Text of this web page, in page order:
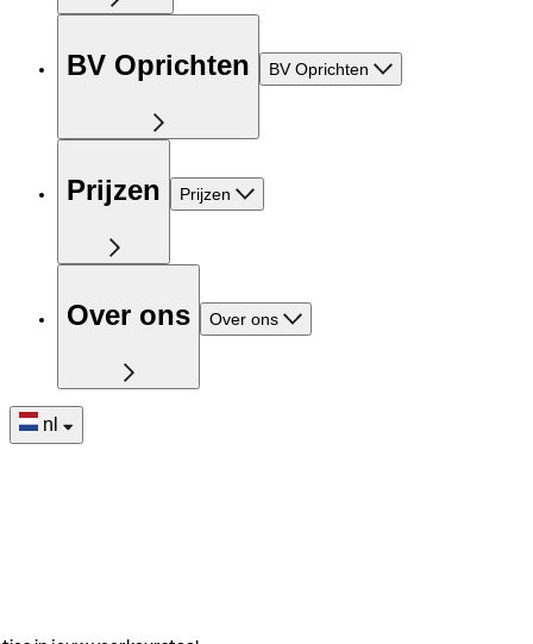
BV Oprichten BV Oprichten
Prijzen Prijzen
Over ons Over ons
nl